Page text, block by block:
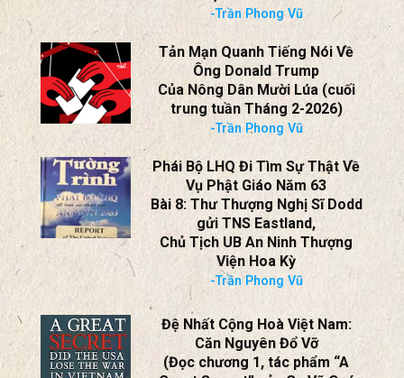
Bộ phim “The Vietnam War”
của Ken Burns và Lynn Novick
Dưới mắt Nhà Văn và cũng là
Người Lính
VNCH Phạm Tín An Ninh – Bài 3
-Trần Phong Vũ
Tản Mạn Quanh Tiếng Nói Về
Ông Donald Trump
Của Nông Dân Mười Lúa (cuối
trung tuần Tháng 2-2026)
-Trần Phong Vũ
Phái Bộ LHQ Đi Tìm Sự Thật Về
Vụ Phật Giáo Năm 63
Bài 8: Thư Thượng Nghị Sĩ Dodd
gửi TNS Eastland,
Chủ Tịch UB An Ninh Thượng
Viện Hoa Kỳ